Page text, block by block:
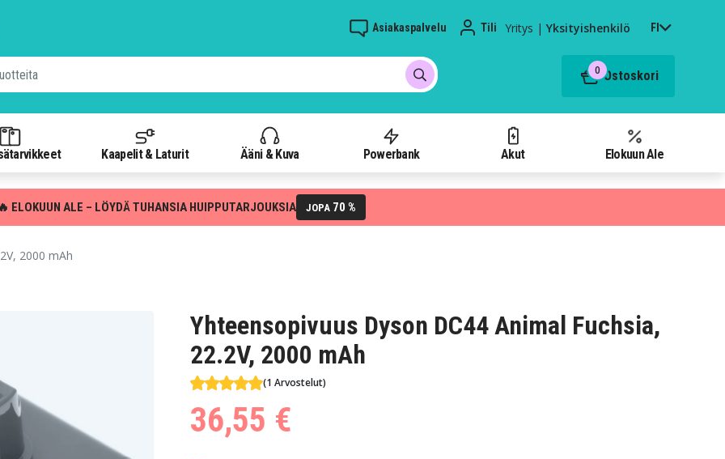
Asiakaspalvelu Tili Yritys | Yksityishenkilö FI
0 Ostoskori
Kaapelit & Laturit Ääni & Kuva Powerbank Akut Elokuun Ale
ELOKUUN ALE – LÖYDÄ TUHANSIA HUIPPUTARJOUKSIA JOPA 70 %
2000 mAh
Yhteensopivuus Dyson DC44 Animal Fuchsia,
22.2V, 2000 mAh
(1 Arvostelut)
36,55 €